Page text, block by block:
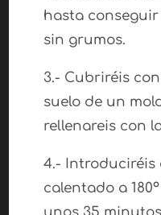
hasta
sin grumos.
3.- Cubriréis
suelo de un
rellenareis con
4.- Introduciréis
calentado a